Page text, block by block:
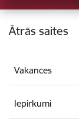
Kājene
Ātrās saites
Vakances
Iepirkumi